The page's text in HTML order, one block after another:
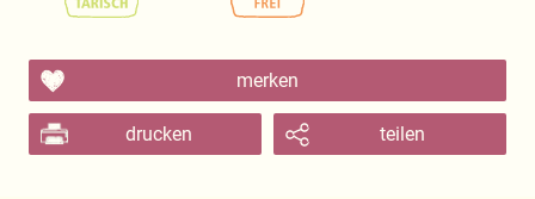
merken
drucken teilen